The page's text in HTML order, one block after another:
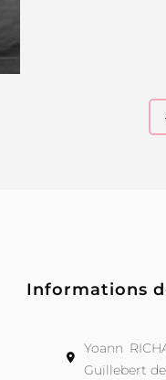
Informations
Yoann
Guillebert